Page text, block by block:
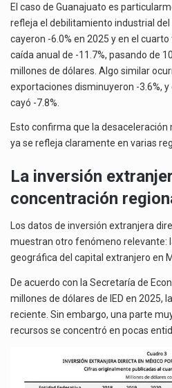
El caso de Guanajuato es
refleja el debilitamiento industrial del
cayeron -6.0% en 2025 y en el
caída anual de -11.7%, pasando de
millones de dólares. Algo similar
exportaciones disminuyeron -3.6%,
cayó -7.8%.
Esto confirma que la
ya se refleja claramente en varias
La inversión
concentración
Los datos de inversión extranjera
muestran otro fenómeno relevante:
geográfica del capital extranjero en
De acuerdo con la Secretaría de
millones de dólares de IED en 2025,
reciente. Sin embargo, una parte
recursos se concentró en pocas